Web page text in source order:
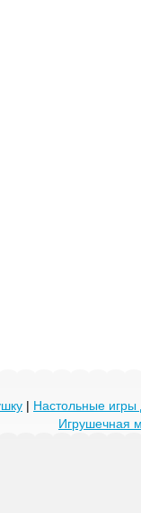
| Настольные игры
Игрушечная